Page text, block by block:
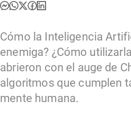
Cómo la Inteligencia
enemiga? ¿Cómo
abrieron con el auge de
algoritmos que cumplen
mente humana.